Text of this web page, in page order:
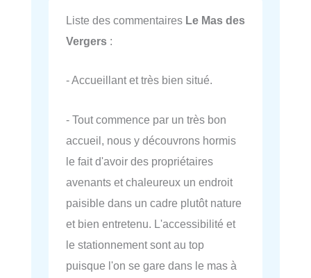
Liste des commentaires Le Mas des
Vergers :
- Accueillant et très bien situé.
- Tout commence par un très bon
accueil, nous y découvrons hormis
le fait d'avoir des propriétaires
avenants et chaleureux un endroit
paisible dans un cadre plutôt nature
et bien entretenu. L'accessibilité et
le stationnement sont au top
puisque l'on se gare dans le mas à